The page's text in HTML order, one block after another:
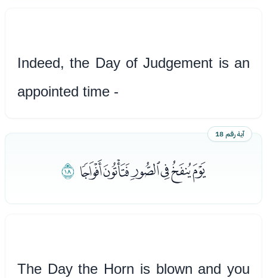
Indeed, the Day of Judgement is an
appointed time -
آية رقم 18
ﮘﮙﮚﮛﮜﮝﮞ
The Day the Horn is blown and you